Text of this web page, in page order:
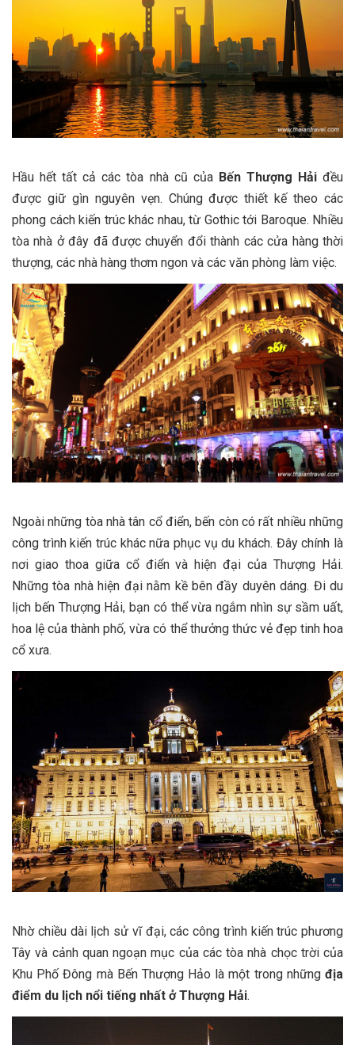
Hầu hết tất cả các tòa nhà cũ của Bến Thượng Hảiđều
được giữ gìn nguyên vẹn. Chúng được thiết kế theo các
phong cách kiến trúc khác nhau, từ Gothic tới Baroque. Nhiều
tòa nhà ở đây đã được chuyển đổi thành các cửa hàng thời
thượng, các nhà hàng thơm ngon và các văn phòng làm việc.
Ngoài những tòa nhà tân cổ điển, bến còn có rất nhiều những
công trình kiến trúc khác nữa phục vụ du khách. Đây chính là
nơi giao thoa giữa cổ điển và hiện đại của Thượng Hải.
Những tòa nhà hiện đại nằm kề bên đầy duyên dáng. Đi du
lịch bến Thượng Hải, bạn có thể vừa ngắm nhìn sự sầm uất,
hoa lệ của thành phố, vừa có thể thưởng thức vẻ đẹp tinh hoa
cổ xưa.
Nhờ chiều dài lịch sử vĩ đại, các công trình kiến trúc phương
Tây và cảnh quan ngoạn mục của các tòa nhà chọc trời của
Khu Phố Đông mà Bến Thượng Hảo là một trong những địa
điểm du lịch nổi tiếng nhất ở Thượng Hải.